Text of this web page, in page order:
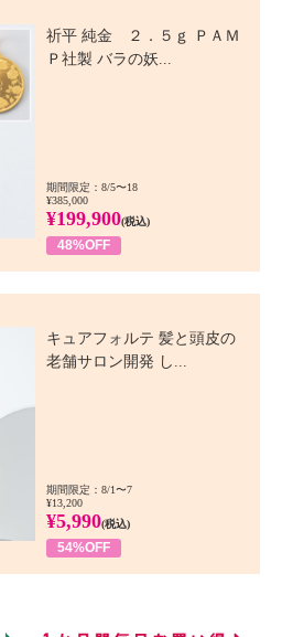
祈平 純金 ２．５ｇ ＰＡＭ
Ｐ社製 バラの妖...
期間限定：8/5〜18
¥385,000
¥199,900(税込)
48%OFF
キュアフォルテ 髪と頭皮の
老舗サロン開発 し...
期間限定：8/1〜7
¥13,200
¥5,990(税込)
54%OFF